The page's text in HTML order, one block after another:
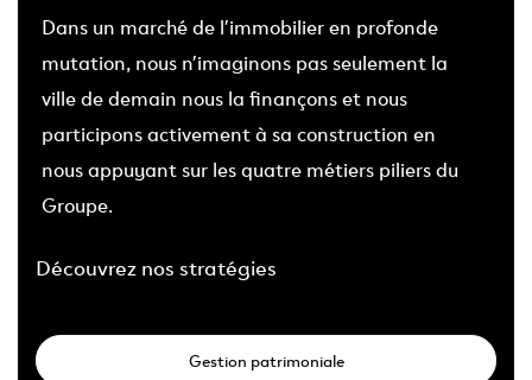
Dans un marché de l’immobilier en profonde
mutation, nous n’imaginons pas seulement la
ville de demain nous la finançons et nous
participons activement à sa construction en
nous appuyant sur les quatre métiers piliers du
Groupe.
Découvrez nos stratégies
Gestion patrimoniale